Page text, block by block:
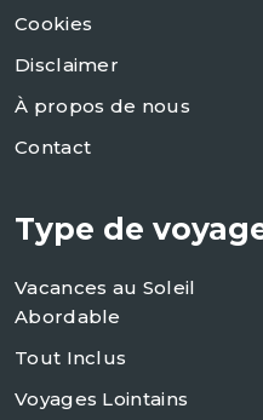
Cookies
Disclaimer
À propos de nous
Contact
Type de
Vacances au Soleil
Abordable
Tout Inclus
Voyages Lointains